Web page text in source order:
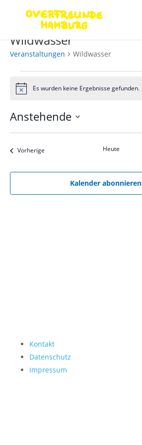
Wildwasser
Veranstaltungen Wildwasser
Veranstaltungen
HinweisEs wurden keine Ergebnisse gefunden.
Anstehende
VorherigeVeranstaltungen Heute
Kalender abonnieren
Kontakt
Datenschutz
Impressum